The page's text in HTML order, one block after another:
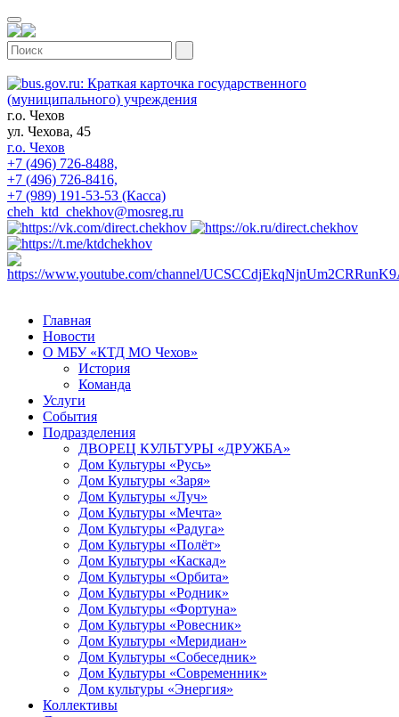
г.о. Чехов
ул. Чехова, 45
г.о. Чехов
+7 (496) 726-8488,
+7 (496) 726-8416,
+7 (989) 191-53-53 (Касса)
cheh_ktd_chekhov@mosreg.ru
Главная
Новости
О МБУ «КТД МО Чехов»
История
Команда
Услуги
События
Подразделения
ДВОРЕЦ КУЛЬТУРЫ «ДРУЖБА»
Дом Культуры «Русь»
Дом Культуры «Заря»
Дом Культуры «Луч»
Дом Культуры «Мечта»
Дом Культуры «Радуга»
Дом Культуры «Полёт»
Дом Культуры «Каскад»
Дом Культуры «Орбита»
Дом Культуры «Родник»
Дом Культуры «Фортуна»
Дом Культуры «Ровесник»
Дом Культуры «Меридиан»
Дом Культуры «Собеседник»
Дом Культуры «Современник»
Дом культуры «Энергия»
Коллективы